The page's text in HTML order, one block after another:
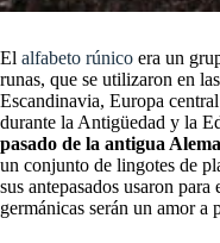
El alfabeto rúnico era un
runas, que se utilizaron en
Escandinavia, Europa
durante la Antigüedad y la
pasado de la antigua
un conjunto de lingotes de
sus antepasados usaron
germánicas serán un amor a